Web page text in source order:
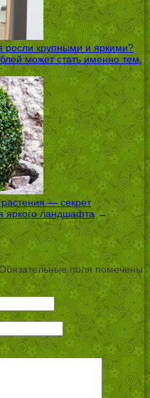
росли крупными и яркими?
может стать именно тем,
— секрет
яркого ландшафта→
поля помечены